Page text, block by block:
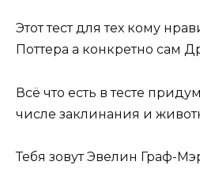
Этот тест для тех кому
Поттера а конкретно сам
Всё что есть в тесте
числе заклинания и
Тебя зовут Эвелин Граф-